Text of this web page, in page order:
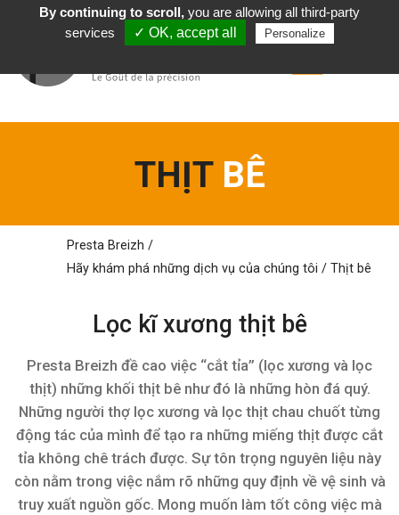
Tiếng Việt
THỊT BÊ
Presta Breizh /
Hãy khám phá những dịch vụ của chúng tôi / Thịt bê
Lọc kĩxương thịt bê
Presta Breizh đề cao việc “cắt tỉa” (lọc xương và lọc
thịt) những khối thịt bê như đó là những hòn đá quý.
Những người thợ lọc xương và lọc thịt chau chuốt từng
động tác của mình để tạo ra những miếng thịt được cắt
tỉa không chê trách được. Sự tôn trọng nguyên liệu này
còn nằm trong việc nắm rõ những quy định về vệ sinh và
truy xuất nguồn gốc. Mong muốn làm tốt công việc mà
By continuing to scroll,you are allowing all third-party
services
✓ OK, accept all Personalize